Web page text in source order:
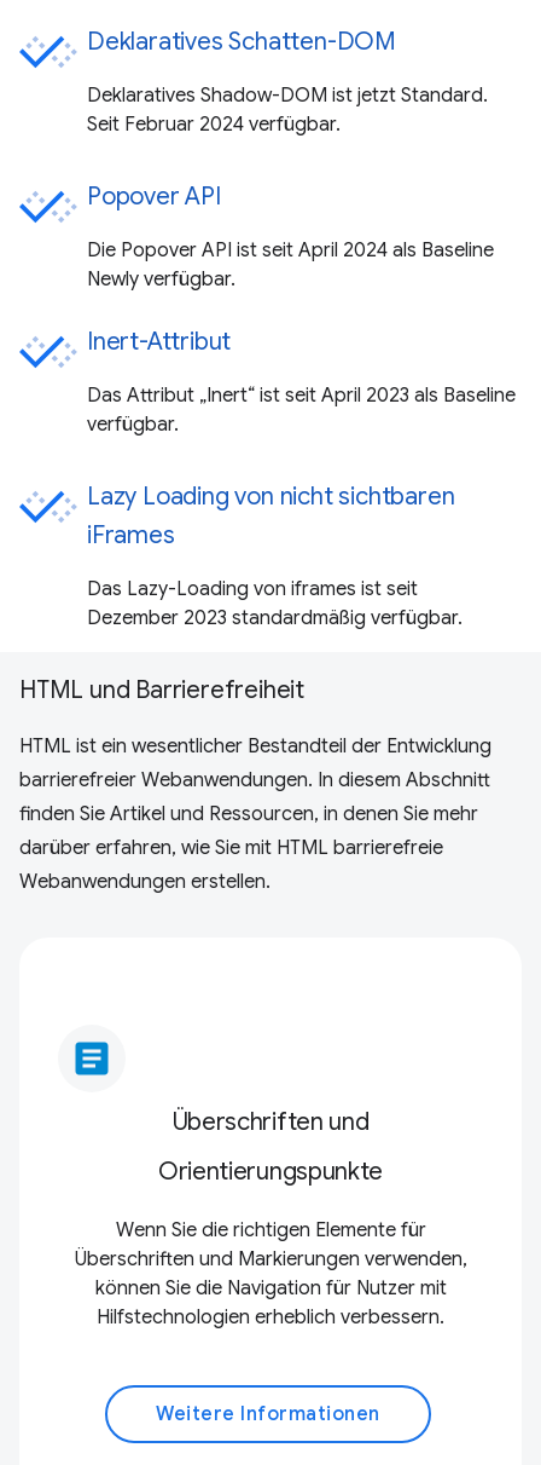
Deklaratives Schatten-DOM
Deklaratives Shadow-DOM ist jetzt Standard.
Seit Februar 2024 verfügbar.
Popover API
Die Popover API ist seit April 2024 als Baseline
Newly verfügbar.
Inert-Attribut
Das Attribut „Inert“ ist seit April 2023 als Baseline
verfügbar.
Lazy Loading von nicht sichtbaren
iFrames
Das Lazy-Loading von iframes ist seit
Dezember 2023 standardmäßig verfügbar.
HTML und Barrierefreiheit
HTML ist ein wesentlicher Bestandteil der Entwicklung
barrierefreier Webanwendungen. In diesem Abschnitt
finden Sie Artikel und Ressourcen, in denen Sie mehr
darüber erfahren, wie Sie mit HTML barrierefreie
Webanwendungen erstellen.
article
Überschriften und
Orientierungspunkte
Wenn Sie die richtigen Elemente für
Überschriften und Markierungen verwenden,
können Sie die Navigation für Nutzer mit
Hilfstechnologien erheblich verbessern.
Weitere Informationen